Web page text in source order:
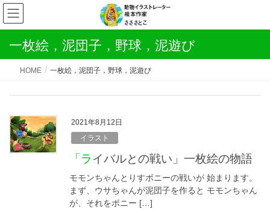
一枚絵，泥団子，野球，泥遊び
HOME 一枚絵，泥団子，野球，泥遊び
2021年8月12日
イラスト
「ライバルとの戦い」一枚絵の物語
モモンちゃんとりすボニーの戦いが 始まります。
まず、ウサちゃんが泥団子を作ると モモンちゃん
が、それをボニー […]